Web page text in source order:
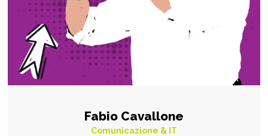
Fabio Cavallone
Comunicazione & IT